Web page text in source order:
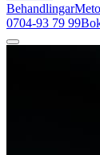
Behandlingar
0704-93 79 99